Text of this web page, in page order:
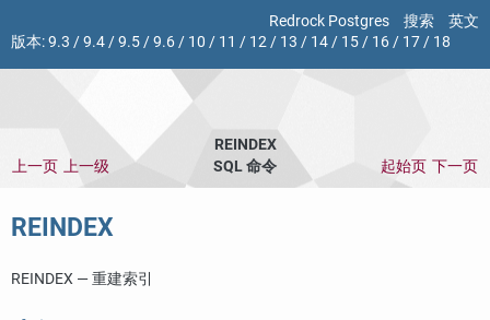
Redrock Postgres 搜索
英文
版本:9.3 /9.4/9.5/9.6/ 10 / 11 / 12/ 13 / 14/ 15/ 16/ 17/ 18
REINDEX
上一页 上一级 SQL 命令 起始页 下一页
REINDEX
REINDEX — 重建索引